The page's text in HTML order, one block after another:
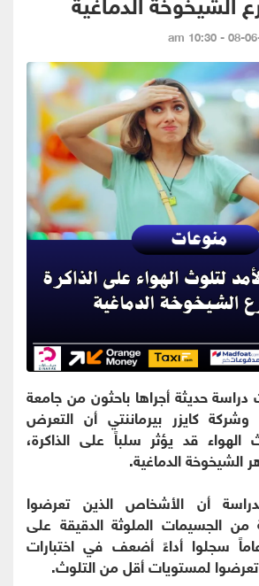
حديثة أجراها باحثون من جامعة
وشركة كايزر بيرماننتي أن التعرض
الهواء قد يؤثر سلباً على الذاكرة،
الدماغية.
أن الأشخاص الذين تعرضوا
الجسيمات الملوثة الدقيقة على
يقارب 20 عاماً سجلوا أداءً أضعف في اختبارات
تعرضوا لمستويات أقل من التلوث.